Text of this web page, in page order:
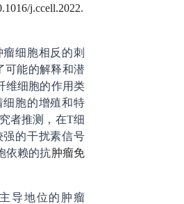
j.ccell.2022.
细胞相反的刺
可能的解释和潜
维细胞的作用类
胞的增殖和特
者推测，在T细
的干扰素信号
依赖的抗肿瘤免
导地位的肿瘤